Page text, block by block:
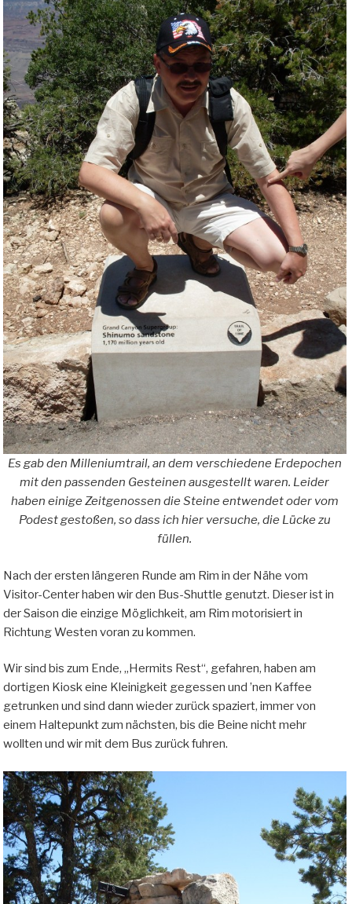
Es gab den Milleniumtrail, an dem verschiedene Erdepochen
mit den passenden Gesteinen ausgestellt waren. Leider
haben einige Zeitgenossen die Steine entwendet oder vom
Podest gestoßen, so dass ich hier versuche, die Lücke zu
füllen.
Nach der ersten längeren Runde am Rim in der Nähe vom
Visitor-Center haben wir den Bus-Shuttle genutzt. Dieser ist in
der Saison die einzige Möglichkeit, am Rim motorisiert in
Richtung Westen voran zu kommen.
Wir sind bis zum Ende, „Hermits Rest“, gefahren, haben am
dortigen Kiosk eine Kleinigkeit gegessen und ’nen Kaffee
getrunken und sind dann wieder zurück spaziert, immer von
einem Haltepunkt zum nächsten, bis die Beine nicht mehr
wollten und wir mit dem Bus zurück fuhren.